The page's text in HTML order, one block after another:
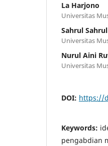
La Harjono
Universitas
Sahrul Sahrul
Universitas
Nurul Aini
Universitas
DOI: https://
Keywords:
pengabdian